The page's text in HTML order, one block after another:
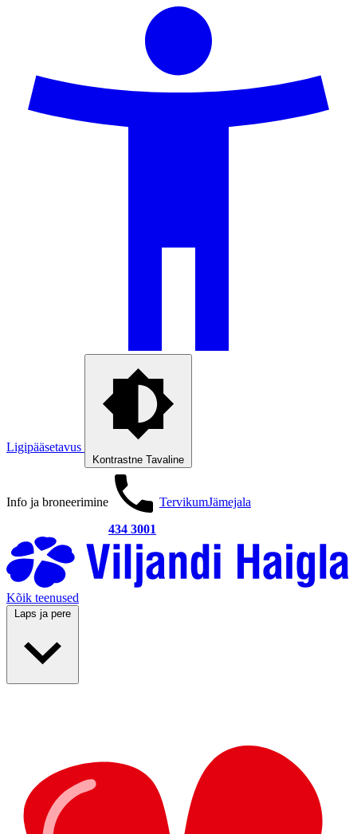
Ligipääsetavus
Kontrastne Tavaline
Info ja broneerimine
434 3001
TervikumJämejala
Kõik teenused
Laps ja pere